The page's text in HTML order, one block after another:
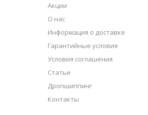
Акции
О нас
Информация о доставке
Гарантийные условия
Условия соглашения
Статьи
Дропшиппинг
Контакты